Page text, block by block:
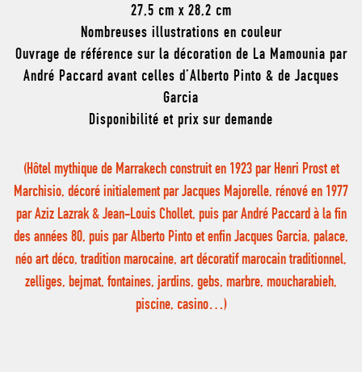
27,5 cm x 28,2 cm
Nombreuses illustrations en couleur
Ouvrage de référence sur la décoration de La Mamounia par
André Paccard avant celles d’Alberto Pinto & de Jacques
Garcia
Disponibilité et prix sur demande
(Hôtel mythique de Marrakech construit en 1923 par Henri Prost et
Marchisio, décoré initialement par Jacques Majorelle, rénové en 1977
par Aziz Lazrak & Jean-Louis Chollet, puis par André Paccard à la fin
des années 80, puis par Alberto Pinto et enfin Jacques Garcia, palace,
néo art déco, tradition marocaine, art décoratif marocain traditionnel,
zelliges, bejmat, fontaines, jardins, gebs, marbre, moucharabieh,
piscine, casino…)